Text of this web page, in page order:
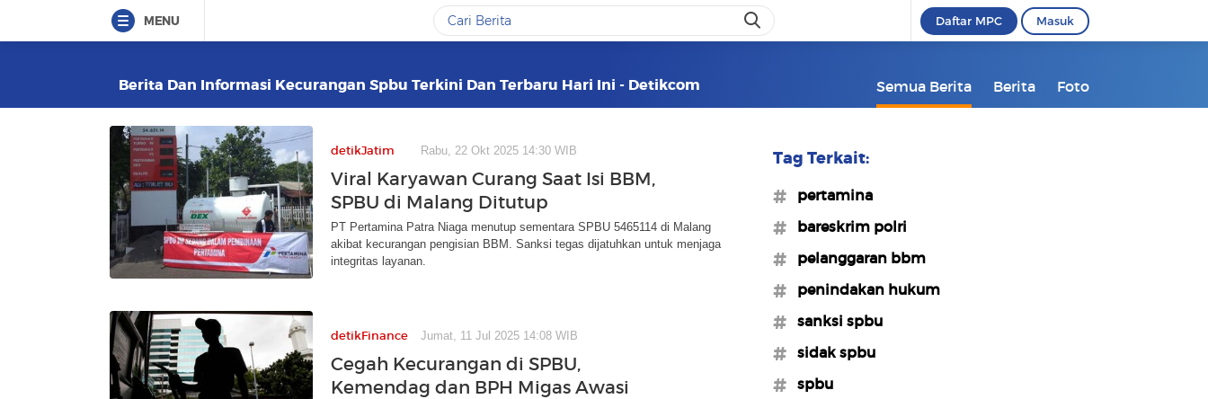
MENU Daftar MPC Masuk
Berita Dan Informasi Kecurangan Spbu Terkini Dan Terbaru Hari Ini - Detikcom Semua Berita Berita Foto
detikJatim Rabu, 22 Okt 2025 14:30 WIB
Viral Karyawan Curang Saat Isi BBM,
SPBU di Malang Ditutup
PT Pertamina Patra Niaga menutup sementara SPBU 5465114 di Malang
akibat kecurangan pengisian BBM. Sanksi tegas dijatuhkan untuk menjaga
integritas layanan.
detikFinance Jumat, 11 Jul 2025 14:08 WIB
Cegah Kecurangan di SPBU,
Kemendag dan BPH Migas Awasi
Tag Terkait:
#pertamina
#bareskrim polri
#pelanggaran bbm
#penindakan hukum
#sanksi spbu
#sidak spbu
#spbu